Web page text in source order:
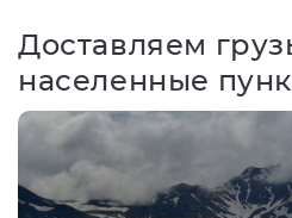
Доставляем
населенные